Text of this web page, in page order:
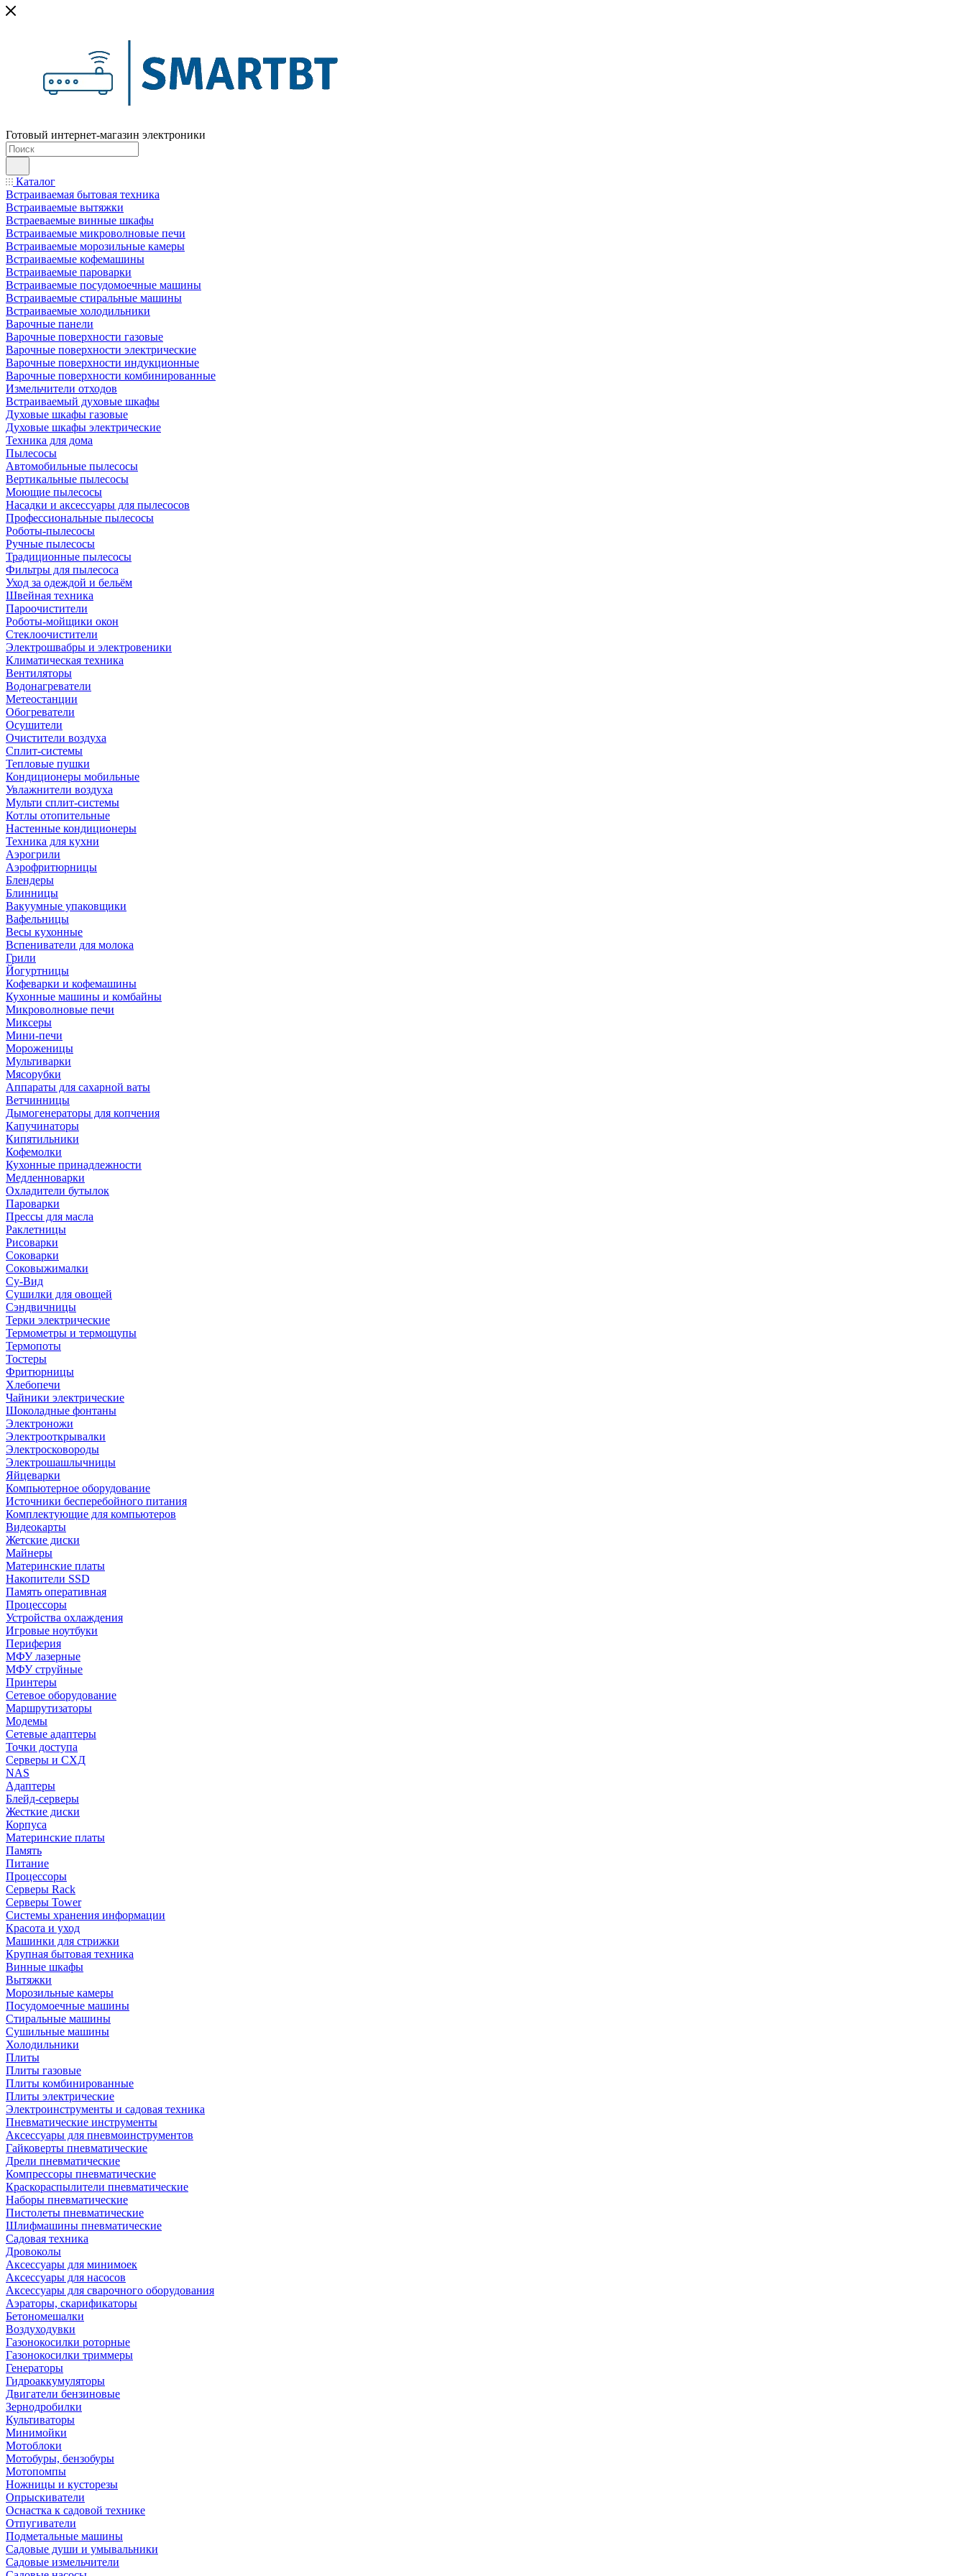
Готовый интернет-магазин электроники
Каталог
Встраиваемая бытовая техника
Встраиваемые вытяжки
Встраеваемые винные шкафы
Встраиваемые микроволновые печи
Встраиваемые морозильные камеры
Встраиваемые кофемашины
Встраиваемые пароварки
Встраиваемые посудомоечные машины
Встраиваемые стиральные машины
Встраиваемые холодильники
Варочные панели
Варочные поверхности газовые
Варочные поверхности электрические
Варочные поверхности индукционные
Варочные поверхности комбинированные
Измельчители отходов
Встраиваемый духовые шкафы
Духовые шкафы газовые
Духовые шкафы электрические
Техника для дома
Пылесосы
Автомобильные пылесосы
Вертикальные пылесосы
Моющие пылесосы
Насадки и аксессуары для пылесосов
Профессиональные пылесосы
Роботы-пылесосы
Ручные пылесосы
Традиционные пылесосы
Фильтры для пылесоса
Уход за одеждой и бельём
Швейная техника
Пароочистители
Роботы-мойщики окон
Стеклоочистители
Электрошвабры и электровеники
Климатическая техника
Вентиляторы
Водонагреватели
Метеостанции
Обогреватели
Осушители
Очистители воздуха
Сплит-системы
Тепловые пушки
Кондиционеры мобильные
Увлажнители воздуха
Мульти сплит-системы
Котлы отопительные
Настенные кондиционеры
Техника для кухни
Аэрогрили
Аэрофритюрницы
Блендеры
Блинницы
Вакуумные упаковщики
Вафельницы
Весы кухонные
Вспениватели для молока
Грили
Йогуртницы
Кофеварки и кофемашины
Кухонные машины и комбайны
Микроволновые печи
Миксеры
Мини-печи
Мороженицы
Мультиварки
Мясорубки
Аппараты для сахарной ваты
Ветчинницы
Дымогенераторы для копчения
Капучинаторы
Кипятильники
Кофемолки
Кухонные принадлежности
Медленноварки
Охладители бутылок
Пароварки
Прессы для масла
Раклетницы
Рисоварки
Соковарки
Соковыжималки
Су-Вид
Сушилки для овощей
Сэндвичницы
Терки электрические
Термометры и термощупы
Термопоты
Тостеры
Фритюрницы
Хлебопечи
Чайники электрические
Шоколадные фонтаны
Электроножи
Электрооткрывалки
Электросковороды
Электрошашлычницы
Яйцеварки
Компьютерное оборудование
Источники бесперебойного питания
Комплектующие для компьютеров
Видеокарты
Жетские диски
Майнеры
Материнские платы
Накопители SSD
Память оперативная
Процессоры
Устройства охлаждения
Игровые ноутбуки
Периферия
МФУ лазерные
МФУ струйные
Принтеры
Сетевое оборудование
Маршрутизаторы
Модемы
Сетевые адаптеры
Точки доступа
Серверы и СХД
NAS
Адаптеры
Блейд-серверы
Жесткие диски
Корпуса
Материнские платы
Память
Питание
Процессоры
Серверы Rack
Серверы Tower
Системы хранения информации
Красота и уход
Машинки для стрижки
Крупная бытовая техника
Винные шкафы
Вытяжки
Морозильные камеры
Посудомоечные машины
Стиральные машины
Сушильные машины
Холодильники
Плиты
Плиты газовые
Плиты комбинированные
Плиты электрические
Электроинструменты и садовая техника
Пневматические инструменты
Аксессуары для пневмоинструментов
Гайковерты пневматические
Дрели пневматические
Компрессоры пневматические
Краскораспылители пневматические
Наборы пневматические
Пистолеты пневматические
Шлифмашины пневматические
Садовая техника
Дровоколы
Аксессуары для минимоек
Аксессуары для насосов
Аксессуары для сварочного оборудования
Аэраторы, скарификаторы
Бетономешалки
Воздуходувки
Газонокосилки роторные
Газонокосилки триммеры
Генераторы
Гидроаккумуляторы
Двигатели бензиновые
Зернодробилки
Культиваторы
Минимойки
Мотоблоки
Мотобуры, бензобуры
Мотопомпы
Ножницы и кусторезы
Опрыскиватели
Оснастка к садовой технике
Отпугиватели
Подметальные машины
Садовые души и умывальники
Садовые измельчители